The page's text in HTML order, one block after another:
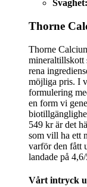
Svaghet:
Thorne
Thorne
mineraltillskott
rena
möjliga pris. I
formulering
en form vi
549 kr är det
som vill ha ett
varför den fått
landade på
Vårt intryck